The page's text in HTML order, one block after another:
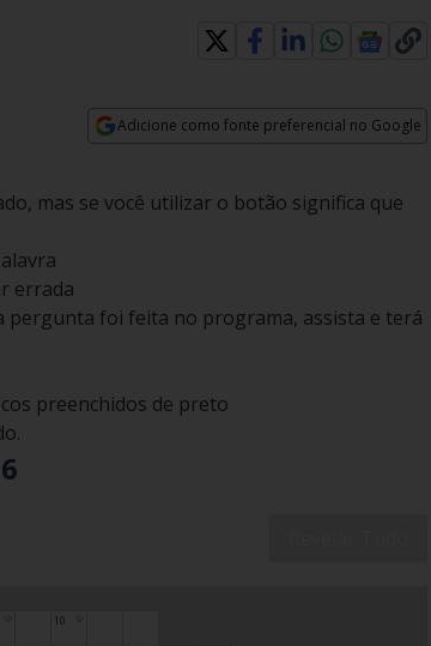
Adicione como fonte preferencial no Google
mas se você utilizar o botão significa que
errada
pergunta foi feita no programa, assista e terá
preenchidos de preto
10